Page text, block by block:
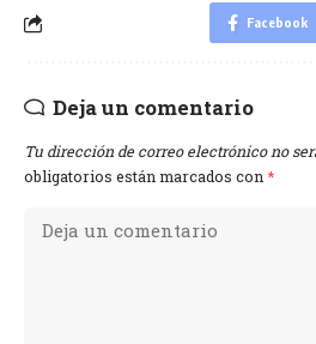
Facebook
Deja un comentario
Tu dirección de correo electrónico no
obligatorios están marcados con *